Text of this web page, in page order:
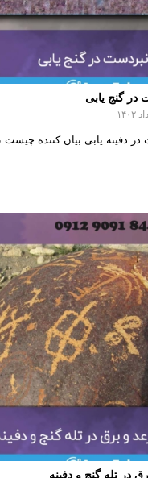
در گنج یابی
در دفینه یابی بیان کننده چیست
در تله گنج و دفینه